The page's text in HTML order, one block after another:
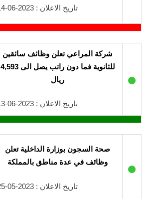
تاريخ الاعلان : 2023-06-14
●
شركة المراعي تعلن وظائف سائقين
للثانوية فما دون راتب يصل الى 4,593
ريال
تاريخ الاعلان : 2023-06-13
●
صحة السجون بوزارة الداخلية تعلن
وظائف في عدة مناطق بالمملكة
تاريخ الاعلان : 2023-05-25